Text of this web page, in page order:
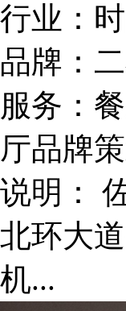
行业：
品牌：
服务：
厅品牌
说明：
北环大
机...